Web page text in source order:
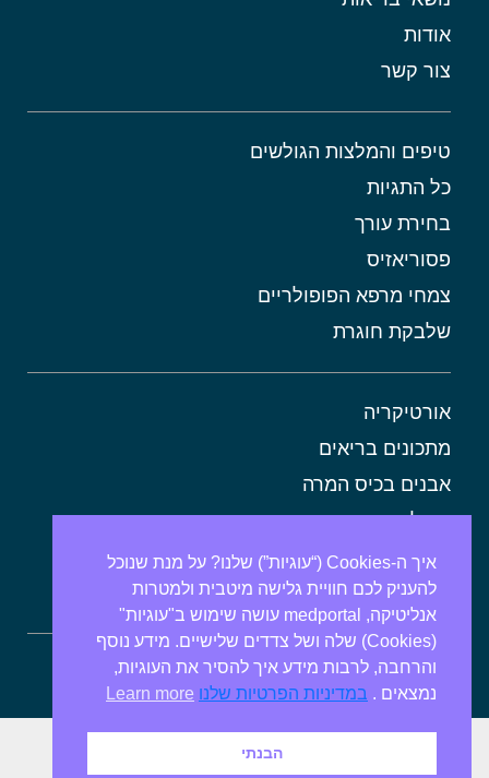
נושאי בריאות
אודות
צור קשר
טיפים והמלצות הגולשים
כל התגיות
בחירת עורך
פסוריאזיס
צמחי מרפא הפופולריים
שלבקת חוגרת
אורטיקריה
מתכונים בריאים
אבנים בכיס המרה
מורינגה
אלוורה
ספירולינה
איך ה-Cookies (“עוגיות”) שלנו? על מנת שנוכל
להעניק לכם חוויית גלישה מיטבית ולמטרות
אנליטיקה, medportal עושה שימוש ב"עוגיות"
(Cookies) שלה ושל צדדים שלישיים. מידע נוסף
והרחבה, לרבות מידע איך להסיר את העוגיות,
נמצאים . במדיניות הפרטיות שלנו Learn more
הבנתי